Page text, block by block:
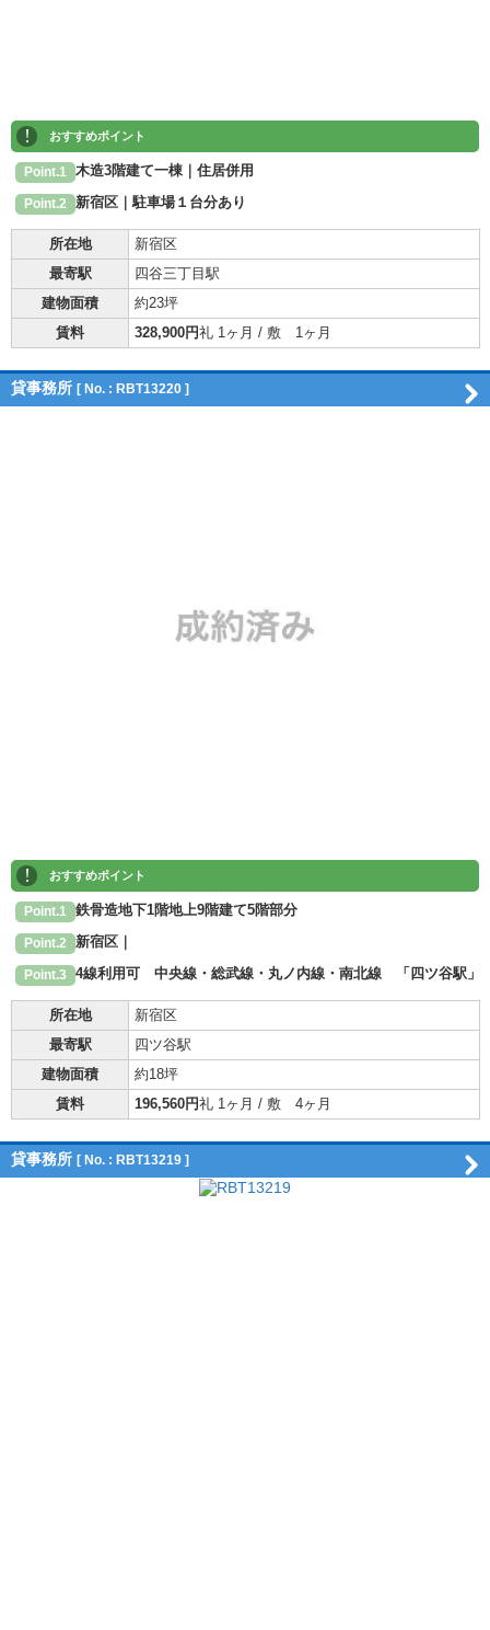
! おすすめポイント
Point.1 木造3階建て一棟｜住居併用
Point.2 新宿区｜駐車場１台分あり
所在地
新宿区
最寄駅
四谷三丁目駅
建物面積
約23坪
賃料
328,900円礼 1ヶ月 / 敷 1ヶ月
貸事務所 [ No. : RBT13220 ]
! おすすめポイント
Point.1 鉄骨造地下1階地上9階建て5階部分
Point.2 新宿区｜
Point.3 4線利用可 中央線・総武線・丸ノ内線・南北線 「四ツ谷駅」
所在地
新宿区
最寄駅
四ツ谷駅
建物面積
約18坪
賃料
196,560円礼 1ヶ月 / 敷 4ヶ月
貸事務所 [ No. : RBT13219 ]